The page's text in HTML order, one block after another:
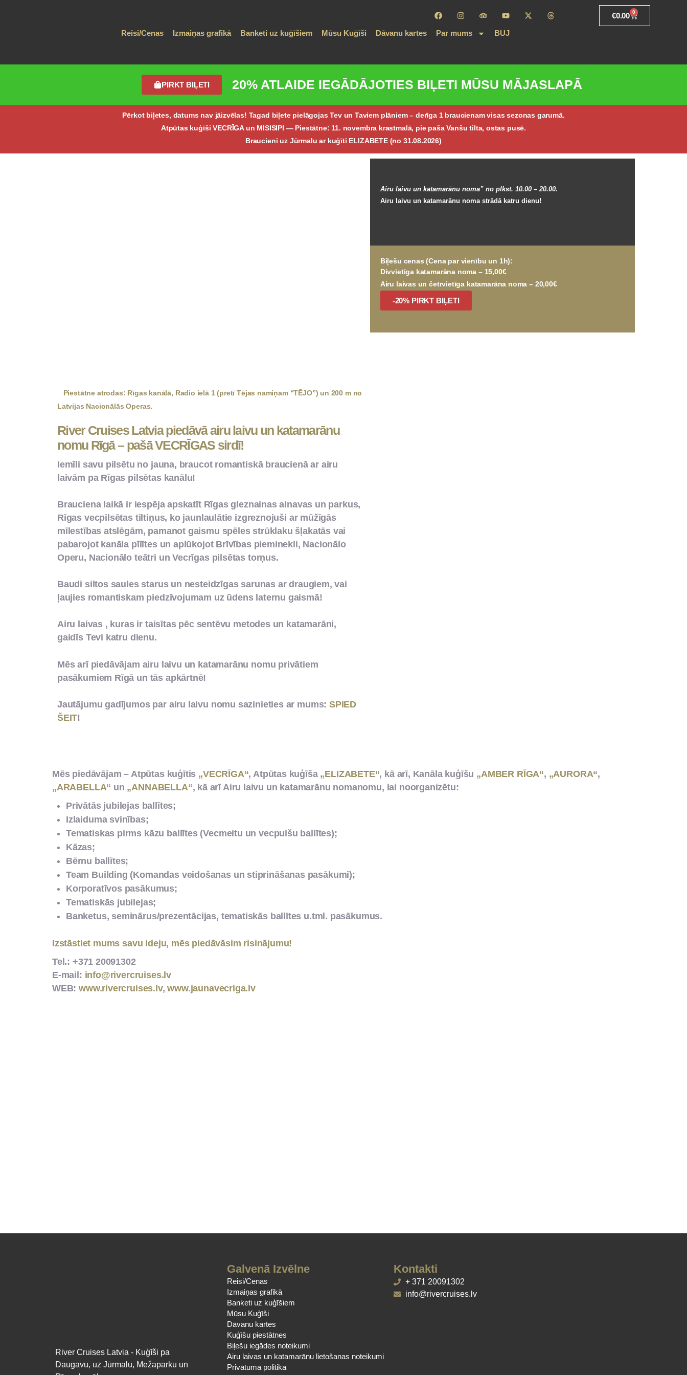
€0.00 0
Reisi/Cenas Izmaiņas grafikā Banketi uz kuģīšiem Mūsu Kuģīši Dāvanu kartes Par mums BUJ
PIRKT BIĻETI 20% ATLAIDE IEGĀDĀJOTIES BIĻETI MŪSU MĀJASLAPĀ
Pērkot biļetes, datums nav jāizvēlas! Tagad biļete pielāgojas Tev un Taviem plāniem – derīga 1 braucienam visas sezonas garumā.
Atpūtas kuģīši VECRĪGA un MISISIPI — Piestātne: 11. novembra krastmalā, pie paša Vanšu tilta, ostas pusē.
Braucieni uz Jūrmalu ar kuģīti ELIZABETE (no 31.08.2026)
Airu laivu un katamarānu noma” no plkst. 10.00 – 20.00.
Biļešu cenas (Cena par vienību un 1h):
Divvietīga katamarāna noma – 15,00€
Airu laivas un četrvietīga katamarāna noma – 20,00€
-20% PIRKT BIĻETI
Piestātne atrodas: Rīgas kanālā, Radio ielā 1 (pretī Tējas namiņam “TĒJO”) un 200 m no
Latvijas Nacionālās Operas.
River Cruises Latvia piedāvā airu laivu un katamarānu
nomu Rīgā – pašā VECRĪGAS sirdī!
Iemīli savu pilsētu no jauna, braucot romantiskā braucienā ar airu
laivām pa Rīgas pilsētas kanālu!
Brauciena laikā ir iespēja apskatīt Rīgas gleznainas ainavas un parkus,
Rīgas vecpilsētas tiltiņus, ko jaunlaulātie izgreznojuši ar mūžīgās
mīlestības atslēgām, pamanot gaismu spēles strūklaku šļakatās vai
pabarojot kanāla pīlītes un aplūkojot Brīvības pieminekli, Nacionālo
Operu, Nacionālo teātri un Vecrīgas pilsētas torņus.
Baudi siltos saules starus un nesteidzīgas sarunas ar draugiem, vai
ļaujies romantiskam piedzīvojumam uz ūdens laternu gaismā!
Airu laivas , kuras ir taisītas pēc sentēvu metodes un katamarāni, gaidīs
Tevi katru dienu.
Mēs arī piedāvājam airu laivu un katamarānu nomu privātiem
pasākumiem Rīgā un tās apkārtnē!
Jautājumu gadījumos par airu laivu nomu sazinieties ar mums: SPIED
ŠEIT !
Mēs piedāvājam – Atpūtas kuģītis„VECRĪGA“ , Atpūtas kuģīša„ELIZABETE“, kā arī, Kanāla kuģīšu„AMBER RĪGA“,„AURORA“,
„ARABELLA“un„ANNABELLA“, kā arī Airu laivu un katamarānu nomanomu, lai noorganizētu:
Privātās jubilejas ballītes;
Izlaiduma svinības;
Tematiskas pirms kāzu ballītes (Vecmeitu un vecpuišu ballītes);
Kāzas;
Bērnu ballītes;
Team Building (Komandas veidošanas un stiprināšanas pasākumi);
Korporatīvos pasākumus;
Tematiskās jubilejas;
Banketus, seminārus/prezentācijas, tematiskās ballītes u.tml. pasākumus.
Izstāstiet mums savu ideju, mēs piedāvāsim risinājumu!
Tel.: +371 20091302
E-mail: info@rivercruises.lv
WEB: www.rivercruises.lv ,www.jaunavecriga.lv
River Cruises Latvia - Kuģīši pa
Daugavu, uz Jūrmalu, Mežaparku
Galvenā Izvēlne
Reisi/Cenas
Izmaiņas grafikā
Banketi uz kuģīšiem
Mūsu Kuģīši
Dāvanu kartes
Kuģīšu piestātnes
Biļešu iegādes noteikumi
Airu laivas un katamarānu lietošanas
noteikumi
Kontakti
+ 371 20091302
info@rivercruises.lv